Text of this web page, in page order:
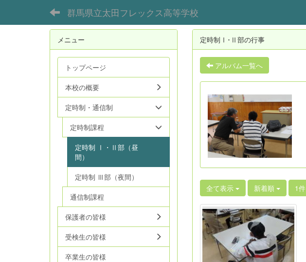
群馬県立太田フレックス高等学校
定時制Ⅰ･Ⅱ部の行事
アルバム一覧へ
全て表示 新着順 1件
メニュー
トップページ
本校の概要
定時制・通信制
定時制課程
定時制 Ⅰ・Ⅱ部（昼
間）
定時制 Ⅲ部（夜間）
通信制課程
保護者の皆様
受検生の皆様
卒業生の皆様